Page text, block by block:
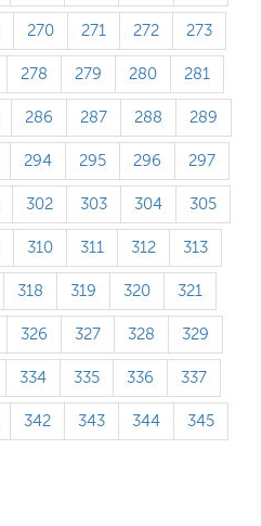
270 271 272 273
278 279 280 281
286 287 288 289
294 295 296 297
302 303 304 305
310 311 312 313
318 319 320 321
326 327 328 329
334 335 336 337
342 343 344 345